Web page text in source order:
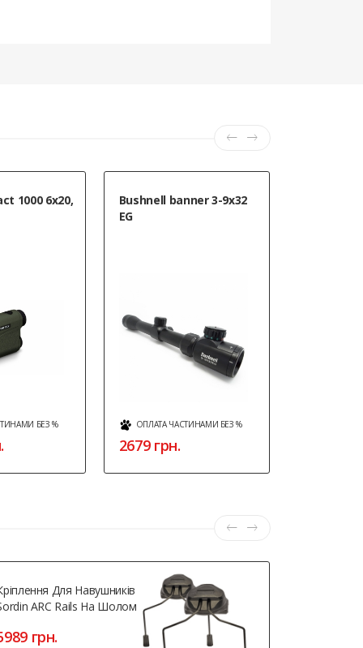
1000 6x20,
БЕЗ %
Bushnell banner 3-9x32
EG
ОПЛАТА ЧАСТИНАМИ БЕЗ %
2679 грн.
Для Навушників
ARC Rails На Шолом
грн.